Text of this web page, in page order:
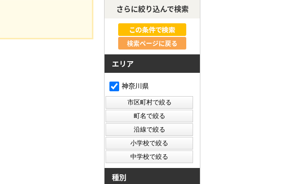
さらに絞り込んで検索
検索ページに戻る
エリア
神奈川県
種別